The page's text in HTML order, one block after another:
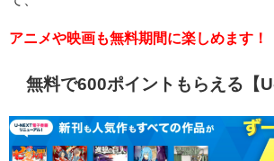
アニメや映画も無料期間に楽しめます！
無料で600ポイントもらえる【